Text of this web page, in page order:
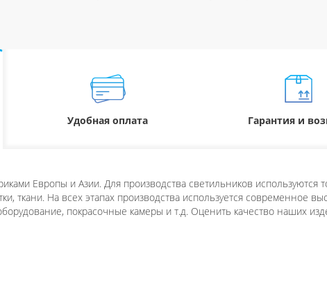
Удобная оплата Гарантия и
Европы и Азии. Для производства светильников используются
ткани. На всех этапах производства используется современное
покрасочные камеры и т.д. Оценить качество наших